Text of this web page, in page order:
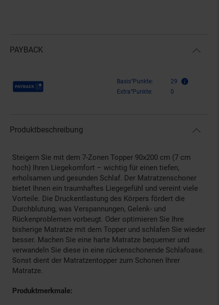
PAYBACK
Payback Punkte Basis°Punkte:
29
Extra°Punkte:
0
Produktbeschreibung
Steigern Sie mit dem 7-Zonen Topper 90x200 cm (7 cm
hoch) Ihren Liegekomfort – wichtig für einen tiefen,
erholsamen und gesunden Schlaf. Der Matratzenschoner
bietet Ihnen ein traumhaftes Liegegefühl und vereint viele
Vorteile. Die Druckentlastung des Körpers fördert die
Durchblutung, was Verspannungen, Gelenk- und
Rückenproblemen vorbeugt. Oder optimieren Sie Ihre
bisherige Matratze mit dem Topper und schlafen Sie wieder
besser. Machen Sie eine harte Matratze bequemer und
verwandeln Sie diese in eine rückenschonende Schlafoase.
Sonst dient der Matratzentopper zum Schonen Ihrer
Matratze.
Produktmerkmale: